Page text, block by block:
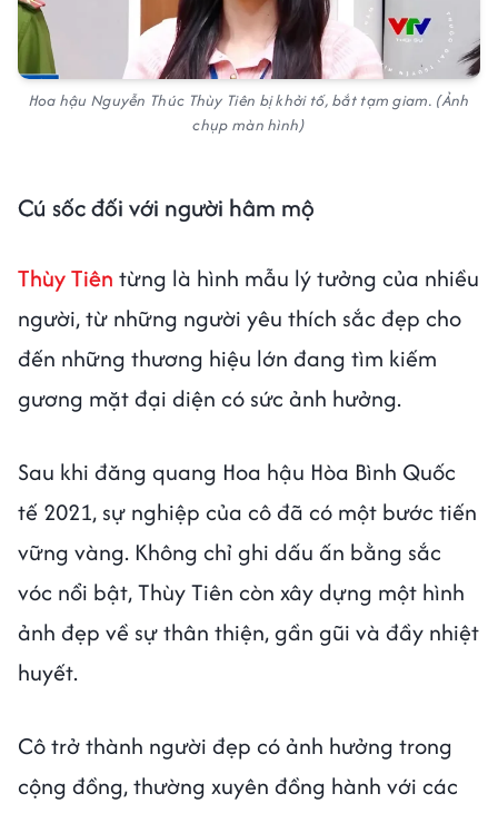
Hoa hậu Nguyễn Thúc Thùy Tiên bị khởi tố, bắt tạm giam. (Ảnh
chụp màn hình)
Cú sốc đối với người hâm mộ
Thùy Tiên từng là hình mẫu lý tưởng của nhiều
người, từ những người yêu thích sắc đẹp cho
đến những thương hiệu lớn đang tìm kiếm
gương mặt đại diện có sức ảnh hưởng.
Sau khi đăng quang Hoa hậu Hòa Bình Quốc
tế 2021, sự nghiệp của cô đã có một bước tiến
vững vàng. Không chỉ ghi dấu ấn bằng sắc
vóc nổi bật, Thùy Tiên còn xây dựng một hình
ảnh đẹp về sự thân thiện, gần gũi và đầy nhiệt
huyết.
Cô trở thành người đẹp có ảnh hưởng trong
cộng đồng, thường xuyên đồng hành với các